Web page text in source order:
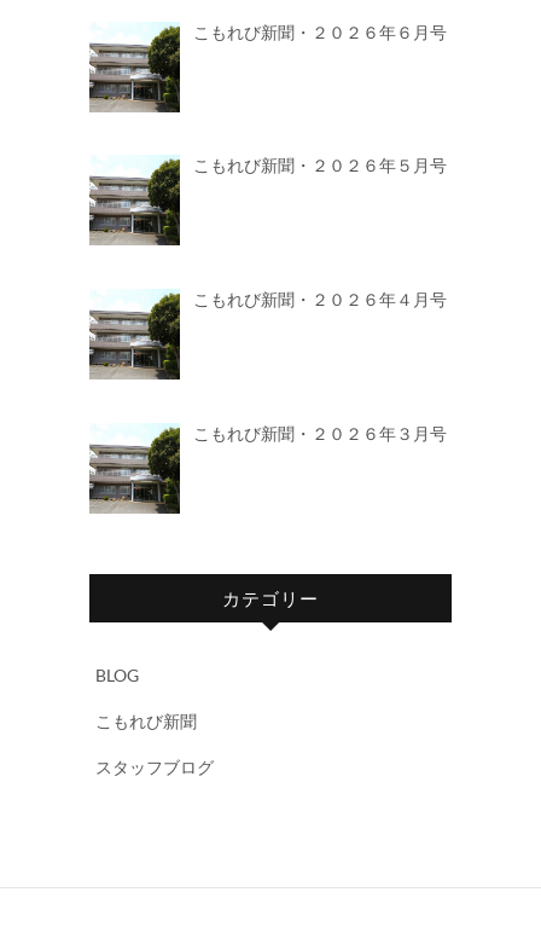
こもれび新聞・２０２６年６月号
こもれび新聞・２０２６年５月号
こもれび新聞・２０２６年４月号
こもれび新聞・２０２６年３月号
カテゴリー
BLOG
こもれび新聞
スタッフブログ